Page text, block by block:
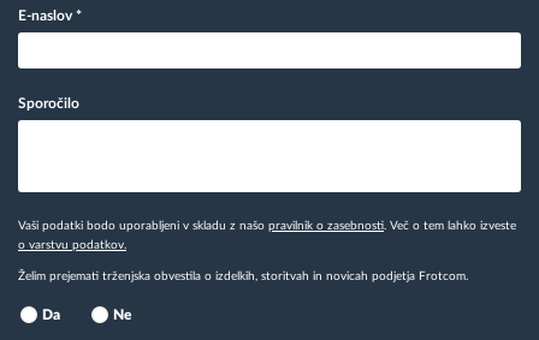
E-naslov *
Sporočilo
Vaši podatki bodo uporabljeni v skladu z našo pravilnik o zasebnosti. Več o tem lahko izveste
o varstvu podatkov.
Želim prejemati trženjska obvestila o izdelkih, storitvah in novicah podjetja Frotcom.
Da Ne